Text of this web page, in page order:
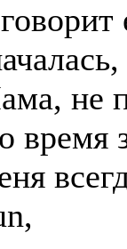
не